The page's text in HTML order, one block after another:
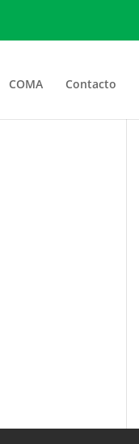
COMA Contacto